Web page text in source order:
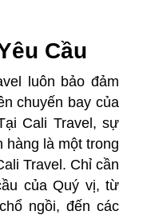
Cầu
luôn bảo đảm
chuyến bay của
Cali Travel, sự
hàng là một trong
Travel. Chỉ cần
của Quý vị, từ
ngồi, đến các